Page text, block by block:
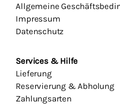
Allgemeine
Impressum
Datenschutz
Services & Hilfe
Lieferung
Reservierung & Abholung
Zahlungsarten